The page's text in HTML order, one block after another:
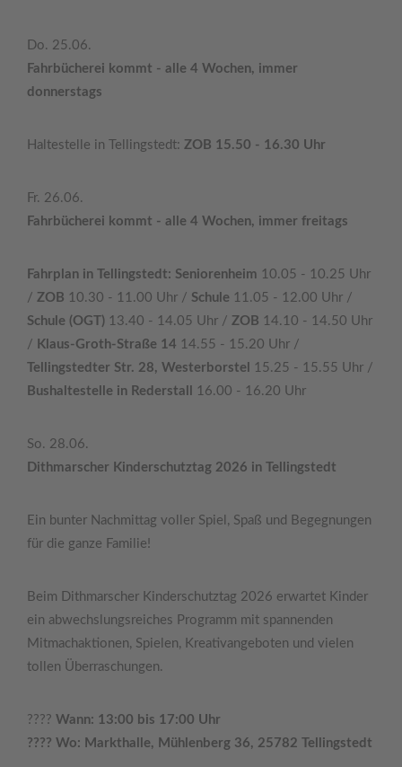
Do. 25.06.
Fahrbücherei kommt - alle 4 Wochen, immer
donnerstags
Haltestelle in Tellingstedt: ZOB 15.50 - 16.30 Uhr
Fr. 26.06.
Fahrbücherei kommt - alle 4 Wochen, immer freitags
Fahrplan in Tellingstedt: Seniorenheim 10.05 - 10.25 Uhr
/ ZOB 10.30 - 11.00 Uhr / Schule 11.05 - 12.00 Uhr /
Schule (OGT) 13.40 - 14.05 Uhr / ZOB 14.10 - 14.50 Uhr
/ Klaus-Groth-Straße 14 14.55 - 15.20 Uhr /
Tellingstedter Str. 28, Westerborstel
15.25 - 15.55 Uhr /
Bushaltestelle in Rederstall
16.00 - 16.20 Uhr
So. 28.06.
Dithmarscher Kinderschutztag 2026 in Tellingstedt
Ein bunter Nachmittag voller Spiel, Spaß und Begegnungen
für die ganze Familie!
Beim Dithmarscher Kinderschutztag 2026 erwartet Kinder
ein abwechslungsreiches Programm mit spannenden
Mitmachaktionen, Spielen, Kreativangeboten und vielen
tollen Überraschungen.
???? Wann: 13:00 bis 17:00 Uhr
???? Wo: Markthalle, Mühlenberg 36, 25782 Tellingstedt